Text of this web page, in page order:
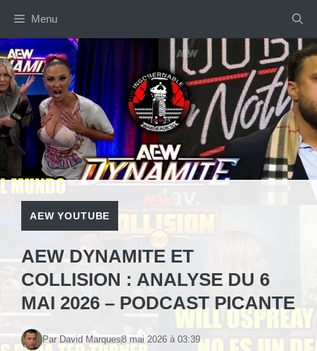
contenu
Menu
AEW YOUTUBE
AEW DYNAMITE ET
COLLISION : ANALYSE DU 6
MAI 2026 – PODCAST PICANTE
Par David Marques8 mai 2026 à 03:39